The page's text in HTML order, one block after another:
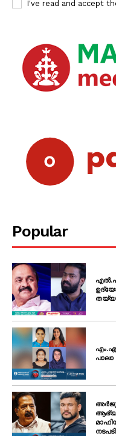
PALA
About
My account
Grievance Redressal
I've read and accept
Popular